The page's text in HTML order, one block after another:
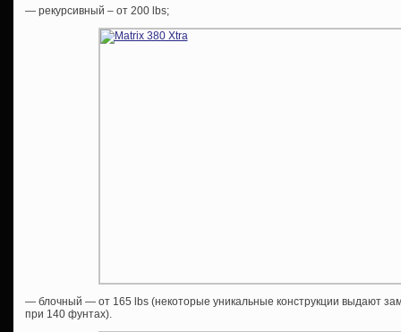
— рекурсивный – от 200 lbs;
— блочный — от 165 lbs (некоторые уникальные конструкции выдают
при 140 фунтах).